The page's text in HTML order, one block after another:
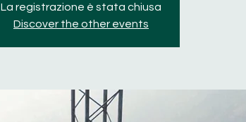
La registrazione è stata chiusa
Discover the other events